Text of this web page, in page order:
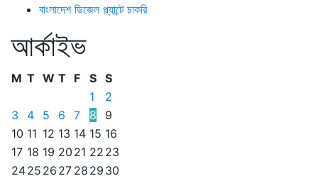
বাংলাদেশ ডিজেল প্ল্যান্টে চাকরি
আর্কাইভ
M T W T F S S
1
2
3
4 5 6 7 8
9
10 11 12 13 14 15 16
17 18 19 20 21 22 23
2425 26 27 28 29 30